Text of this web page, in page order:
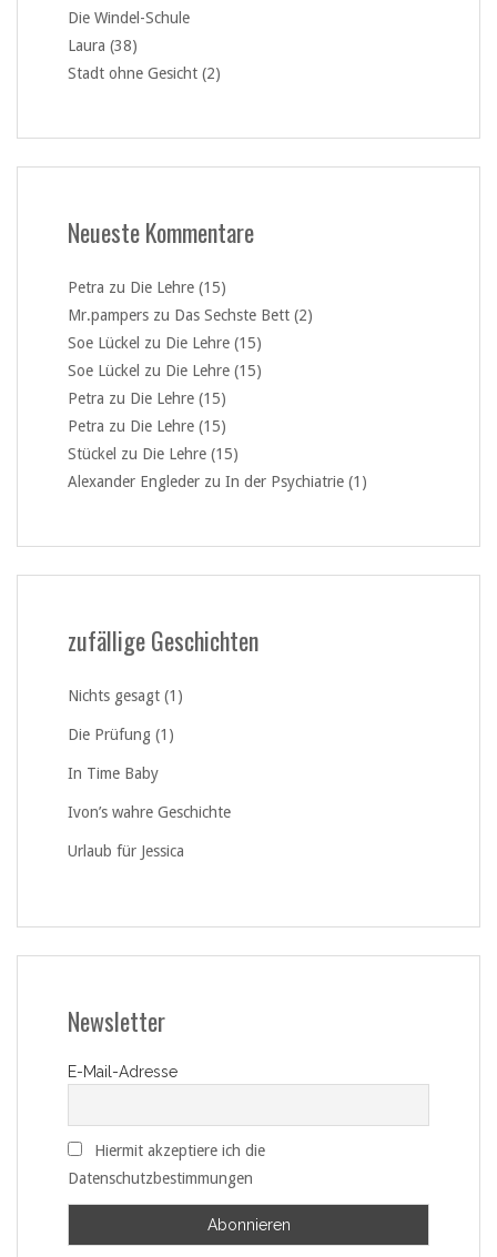
Die Windel-Schule
Laura (38)
Stadt ohne Gesicht (2)
Neueste Kommentare
Petra zu Die Lehre (15)
Mr.pampers zu Das Sechste Bett (2)
Soe Lückel zu Die Lehre (15)
Soe Lückel zu Die Lehre (15)
Petra zu Die Lehre (15)
Petra zu Die Lehre (15)
Stückel zu Die Lehre (15)
Alexander Engleder zu In der Psychiatrie (1)
zufällige Geschichten
Nichts gesagt (1)
Die Prüfung (1)
In Time Baby
Ivon’s wahre Geschichte
Urlaub für Jessica
Newsletter
E-Mail-Adresse
Hiermit akzeptiere ich die
Datenschutzbestimmungen